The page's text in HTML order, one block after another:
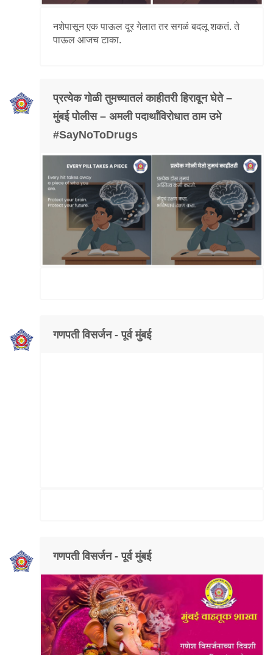
नशेपासून एक पाऊल दूर गेलात तर सगळं बदलू शकतं. ते
पाऊल आजच टाका.
प्रत्येक गोळी तुमच्यातलं काहीतरी हिरावून घेते –
मुंबई पोलीस – अमली पदार्थांविरोधात ठाम उभे
#SayNoToDrugs
गणपती विसर्जन - पूर्व मुंबई
गणपती विसर्जन - पूर्व मुंबई